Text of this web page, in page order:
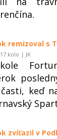
remizoval s
| JK
keď
zvíťazil v